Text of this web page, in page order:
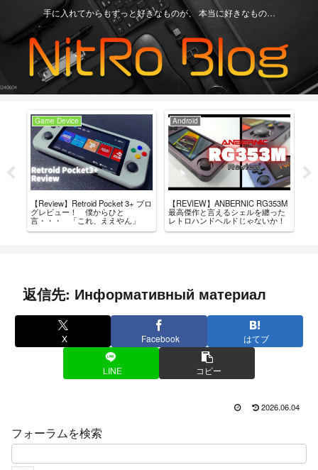
手に入れてからもずっと好きなものが、 本当に好きなもの…
Game Device
【Review】Retroid Pocket 3+ ブロ
グレビュー！ 僕からひと
言・・・ 「これ、ええやん」
Android
【REVIEW】ANBERNIC RG353M
最高傑作と言えるシェルを纏った
レトロハンドヘルドじゃないか！
返信先: Информативный материал
X Facebook はてブ
LINE コピー
2026.06.04
フォーラムを検索